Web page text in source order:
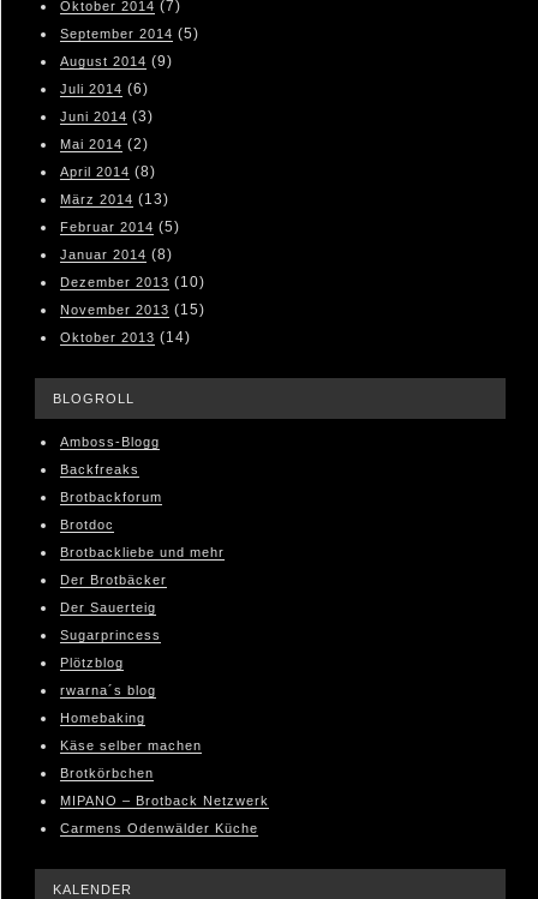
Oktober 2014 (7)
September 2014 (5)
August 2014 (9)
Juli 2014 (6)
Juni 2014 (3)
Mai 2014 (2)
April 2014 (8)
März 2014 (13)
Februar 2014 (5)
Januar 2014 (8)
Dezember 2013 (10)
November 2013 (15)
Oktober 2013 (14)
BLOGROLL
Amboss-Blogg
Backfreaks
Brotbackforum
Brotdoc
Brotbackliebe und mehr
Der Brotbäcker
Der Sauerteig
Sugarprincess
Plötzblog
rwarna´s blog
Homebaking
Käse selber machen
Brotkörbchen
MIPANO – Brotback Netzwerk
Carmens Odenwälder Küche
KALENDER